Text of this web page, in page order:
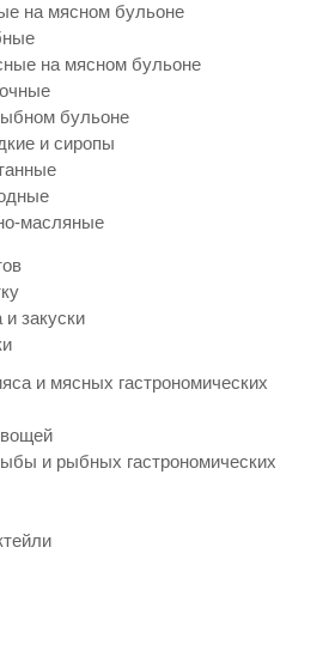
на мясном бульоне
на мясном бульоне
бульоне
и сиропы
масляные
закуски
и мясных гастрономических
и рыбных гастрономических